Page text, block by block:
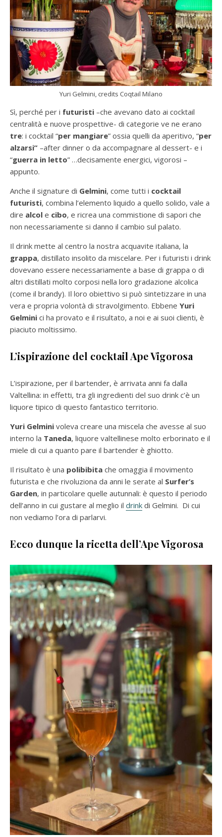
Yuri Gelmini, credits Coqtail Milano
Sì, perché per i futuristi –che avevano dato ai cocktail
centralità e nuove prospettive- di categorie ve ne erano
tre: i cocktail “per mangiare” ossia quelli da aperitivo, “per
alzarsi” –after dinner o da accompagnare al dessert- e i
“guerra in letto” …decisamente energici, vigorosi –
appunto.
Anche il signature di Gelmini, come tutti i cocktail
futuristi, combina l’elemento liquido a quello solido, vale a
dire alcol e cibo, e ricrea una commistione di sapori che
non necessariamente si danno il cambio sul palato.
Il drink mette al centro la nostra acquavite italiana, la
grappa, distillato insolito da miscelare. Per i futuristi i drink
dovevano essere necessariamente a base di grappa o di
altri distillati molto corposi nella loro gradazione alcolica
(come il brandy). Il loro obiettivo si può sintetizzare in una
vera e propria volontà di stravolgimento. Ebbene Yuri
Gelmini ci ha provato e il risultato, a noi e ai suoi clienti, è
piaciuto moltissimo.
L’ispirazione del cocktail Ape Vigorosa
L’ispirazione, per il bartender, è arrivata anni fa dalla
Valtellina: in effetti, tra gli ingredienti del suo drink c’è un
liquore tipico di questo fantastico territorio.
Yuri Gelmini voleva creare una miscela che avesse al suo
interno la Taneda, liquore valtellinese molto erborinato e il
miele di cui a quanto pare il bartender è ghiotto.
Il risultato è una polibibita che omaggia il movimento
futurista e che rivoluziona da anni le serate al Surfer’s
Garden, in particolare quelle autunnali: è questo il periodo
dell’anno in cui gustare al meglio il drink di Gelmini. Di cui
non vediamo l’ora di parlarvi.
Ecco dunque la ricetta dell’Ape Vigorosa